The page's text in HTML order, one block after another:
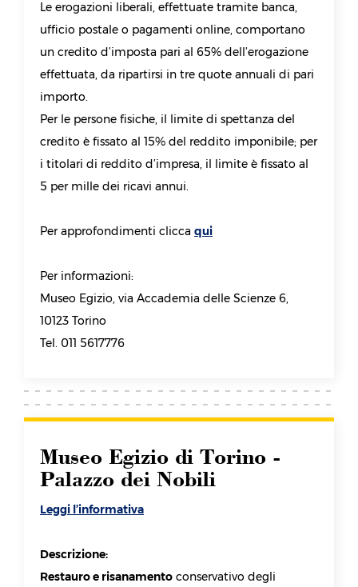
Le erogazioni liberali, effettuate tramite banca,
ufficio postale o pagamenti online, comportano
un credito d’imposta pari al 65% dell’erogazione
effettuata, da ripartirsi in tre quote annuali di pari
importo.
Per le persone fisiche, il limite di spettanza del
credito è fissato al 15% del reddito imponibile; per
i titolari di reddito d’impresa, il limite è fissato al
5 per mille dei ricavi annui.
Per approfondimenti clicca qui
Per informazioni:
Museo Egizio, via Accademia delle Scienze 6,
10123 Torino
Tel. 011 5617776
Museo Egizio di Torino -
Palazzo dei Nobili
Leggi l’informativa
Descrizione:
Restauro e risanamento conservativo degli